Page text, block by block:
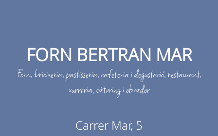
FORN BERTRAN MAR
Forn, brioixeria, pastisseria, cafeteria i degustació, restaurant,
xurreria, càtering i obrador
Carrer Mar, 5